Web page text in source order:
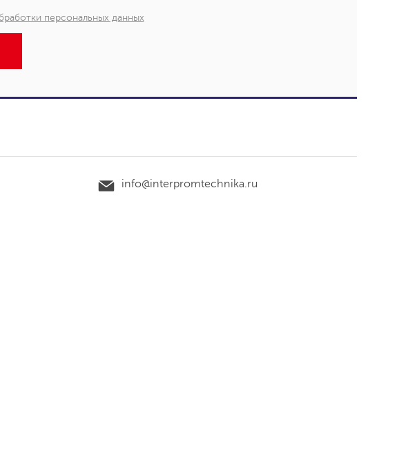
персональных данных
info@interpromtechnika.ru